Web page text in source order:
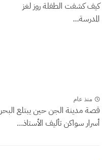
كيف كشفت الطفلة روز لغز
المدرسة...
منذ عام
قصة مدينة الجن حين يبتلع البحر
أسرار سواكن تأليف الأستاذ...